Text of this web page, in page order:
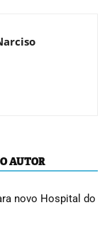
AUTOR
novo Hospital do